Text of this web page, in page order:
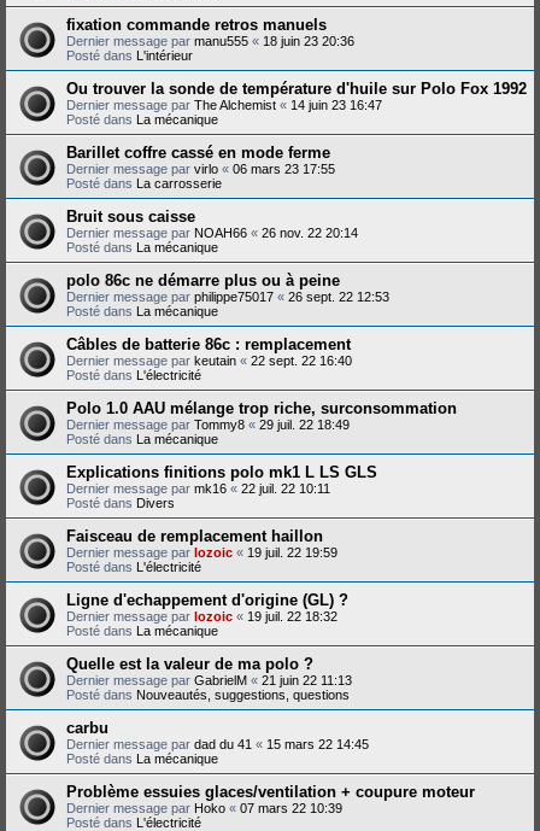
fixation commande retros manuels
Dernier message par manu555 « 18 juin 23 20:36
Posté dans L'intérieur
Ou trouver la sonde de température d'huile sur Polo Fox 1992
Dernier message par The Alchemist « 14 juin 23 16:47
Posté dans La mécanique
Barillet coffre cassé en mode ferme
Dernier message par virlo « 06 mars 23 17:55
Posté dans La carrosserie
Bruit sous caisse
Dernier message par NOAH66 « 26 nov. 22 20:14
Posté dans La mécanique
polo 86c ne démarre plus ou à peine
Dernier message par philippe75017 « 26 sept. 22 12:53
Posté dans La mécanique
Câbles de batterie 86c : remplacement
Dernier message par keutain « 22 sept. 22 16:40
Posté dans L'électricité
Polo 1.0 AAU mélange trop riche, surconsommation
Dernier message par Tommy8 « 29 juil. 22 18:49
Posté dans La mécanique
Explications finitions polo mk1 L LS GLS
Dernier message par mk16 « 22 juil. 22 10:11
Posté dans Divers
Faisceau de remplacement haillon
Dernier message par lozoic « 19 juil. 22 19:59
Posté dans L'électricité
Ligne d'echappement d'origine (GL) ?
Dernier message par lozoic « 19 juil. 22 18:32
Posté dans La mécanique
Quelle est la valeur de ma polo ?
Dernier message par GabrielM « 21 juin 22 11:13
Posté dans Nouveautés, suggestions, questions
carbu
Dernier message par dad du 41 « 15 mars 22 14:45
Posté dans La mécanique
Problème essuies glaces/ventilation + coupure moteur
Dernier message par Hoko « 07 mars 22 10:39
Posté dans L'électricité